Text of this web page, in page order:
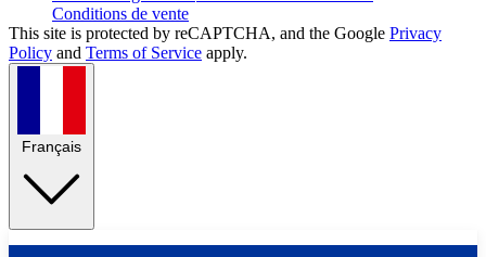
Conditions de vente
This site is protected by reCAPTCHA, and the Google Privacy
Policy and Terms of Service apply.
Français